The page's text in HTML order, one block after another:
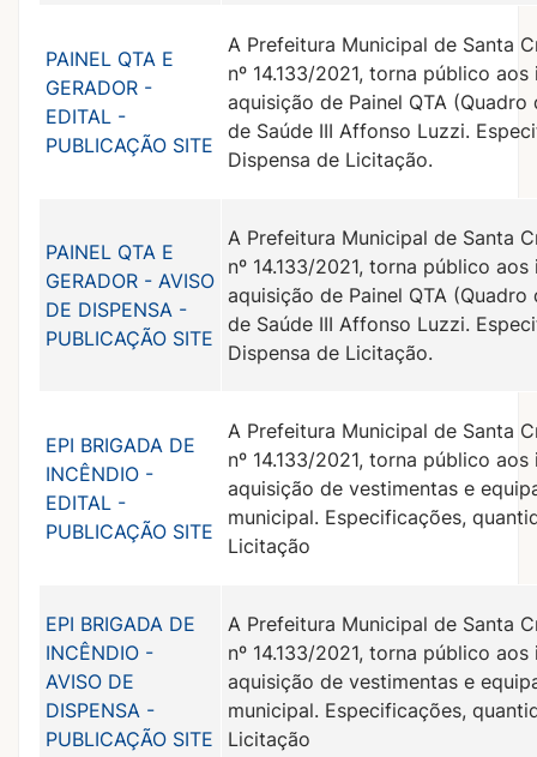
PAINEL QTA E
GERADOR -
EDITAL -
PUBLICAÇÃO SITE
A Prefeitura Municipal de Santa
nº 14.133/2021, torna público
aquisição de Painel QTA
de Saúde III Affonso Luzzi.
Dispensa de Licitação.
PAINEL QTA E
GERADOR - AVISO
DE DISPENSA -
PUBLICAÇÃO SITE
A Prefeitura Municipal de Santa
nº 14.133/2021, torna público
aquisição de Painel QTA
de Saúde III Affonso Luzzi.
Dispensa de Licitação.
EPI BRIGADA DE
INCÊNDIO -
EDITAL -
PUBLICAÇÃO SITE
A Prefeitura Municipal de Santa
nº 14.133/2021, torna público
aquisição de vestimentas e
municipal. Especificações,
Licitação
EPI BRIGADA DE
INCÊNDIO -
AVISO DE
DISPENSA -
PUBLICAÇÃO SITE
A Prefeitura Municipal de Santa
nº 14.133/2021, torna público
aquisição de vestimentas e
municipal. Especificações,
Licitação